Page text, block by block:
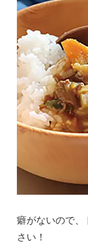
癖がないので、
さい！